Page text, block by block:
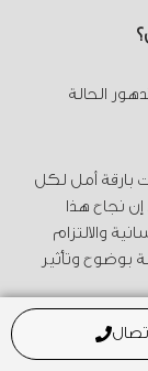
الحالة
بارقة أمل لكل
نجاح هذا
والالتزام
بوضوح وتأثير
اتصال